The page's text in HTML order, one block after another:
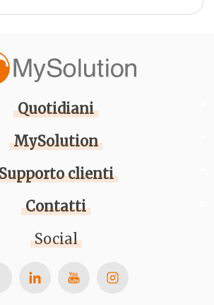
Quotidiani
MySolution
clienti
Contatti
Social